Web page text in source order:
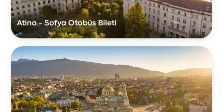
Atina - Sofya Otobüs Bileti